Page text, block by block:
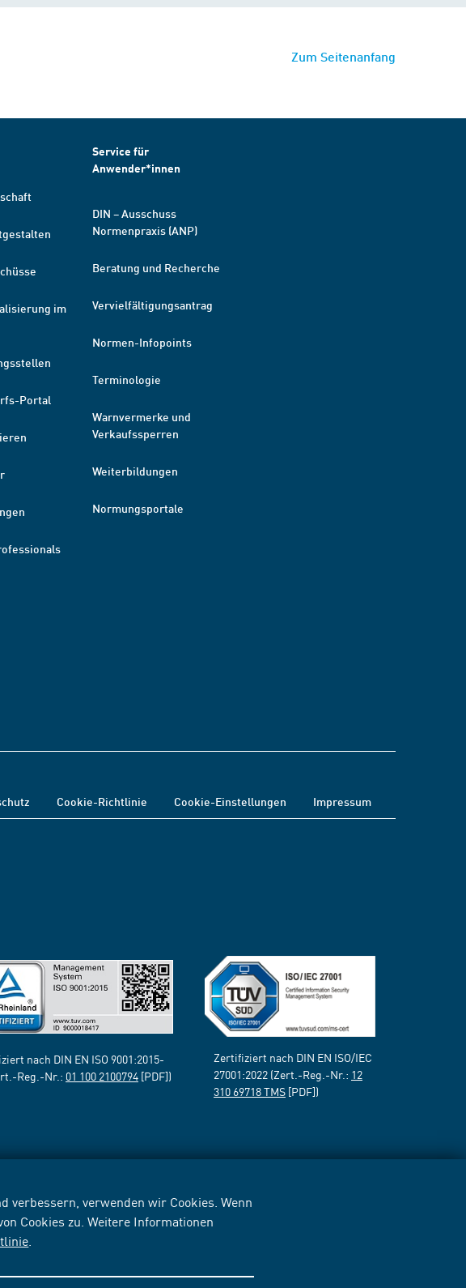
verwenden wir Cookies. Wenn
Cookies zu. Weitere Informationen
Zum Seitenanfang
im
Portal
Service für
Anwender*innen
DIN – Ausschuss
Normenpraxis (ANP)
Beratung und Recherche
Vervielfältigungsantrag
Normen-Infopoints
Terminologie
Warnvermerke und
Verkaufssperren
Weiterbildungen
Normungsportale
Cookie-Richtlinie Cookie-Einstellungen Impressum
nach DIN EN ISO 9001:2015-
Reg.-Nr.: 01 100 2100794 [PDF])
Zertifiziert nach DIN EN ISO/IEC
27001:2022 (Zert.-Reg.-Nr.: 12
310 69718 TMS [PDF])